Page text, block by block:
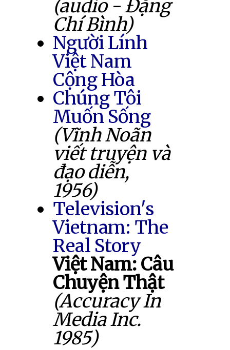
(audio - Đặng
Chí Bình)
Người Lính
Việt Nam
Cộng Hòa
Chúng Tôi
Muốn Sống
(Vĩnh Noãn
viết truyện và
đạo diễn,
1956)
Television's
Vietnam: The
Real Story
Việt Nam: Câu
Chuyện Thật
(Accuracy In
Media Inc.
1985)